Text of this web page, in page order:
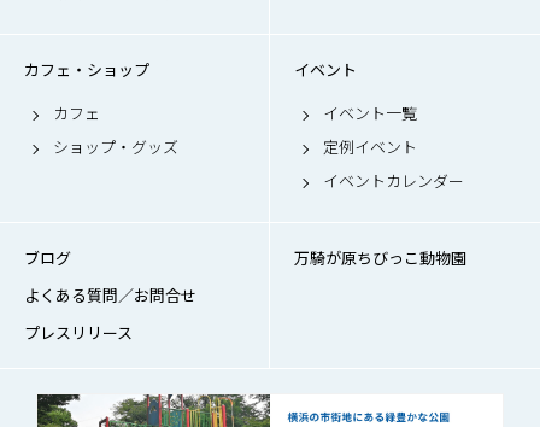
カフェ・ショップ
カフェ
ショップ・グッズ
イベント
イベント一覧
定例イベント
イベントカレンダー
ブログ
よくある質問／お問合せ
プレスリリース
万騎が原ちびっこ動物園